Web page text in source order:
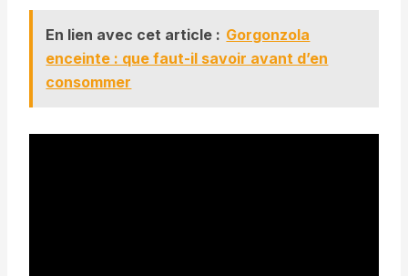
En lien avec cet article : Gorgonzola
enceinte : que faut-il savoir avant d’en
consommer